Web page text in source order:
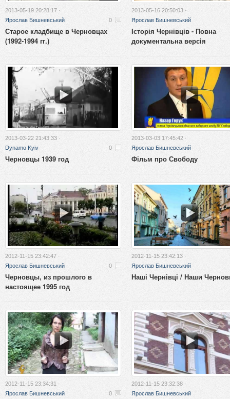
2013-05-19 20:28:17 ·
Ярослав Бишневський
0
Старое кладбище в Черновцах
(1992-1994 гг.)
2013-05-16 20:50:03 ·
Ярослав Бишневський
Історія Чернівців - Повна
документальна версiя
2013-03-22 21:43:33 ·
Dynamo Kyiv
0
Черновцы 1939 год
2013-03-03 17:45:42 ·
Ярослав Бишневський
Фільм про Свободу
2012-11-15 23:42:47 ·
Ярослав Бишневський
0
Черновцы, из прошлого в
настоящее 1995 год
2012-11-15 23:42:13 ·
Ярослав Бишневський
Наші Чернівці / Наши
2012-11-15 23:34:31 ·
Ярослав Бишневський
0
2012-11-15 23:32:38 ·
Ярослав Бишневський